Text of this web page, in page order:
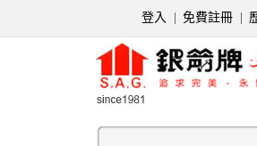
登入 免費註冊